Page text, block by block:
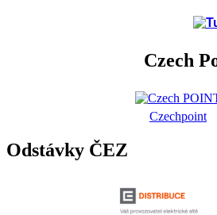
Czech
Czechpoint
Odstávky ČEZ